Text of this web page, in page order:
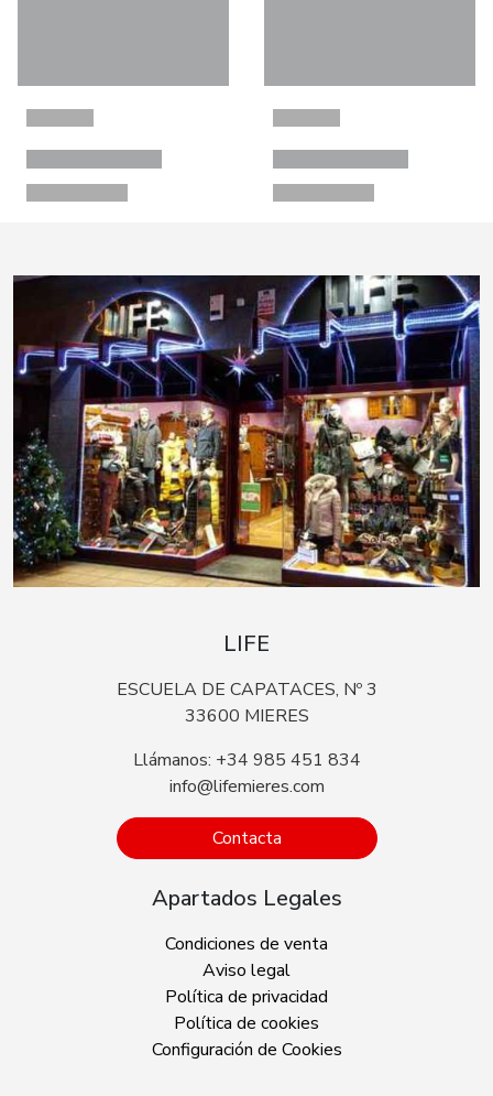
LIFE
ESCUELA DE CAPATACES, Nº 3
33600 MIERES
Llámanos: +34 985 451 834
info@lifemieres.com
Contacta
Apartados Legales
Condiciones de venta
Aviso legal
Política de privacidad
Política de cookies
Configuración de Cookies